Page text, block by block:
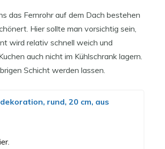
das Fernrohr auf dem Dach bestehen
Hier sollte man vorsichtig sein,
wird relativ schnell weich und
auch nicht im Kühlschrank lagern.
Schicht werden lassen.
rund, 20 cm, aus